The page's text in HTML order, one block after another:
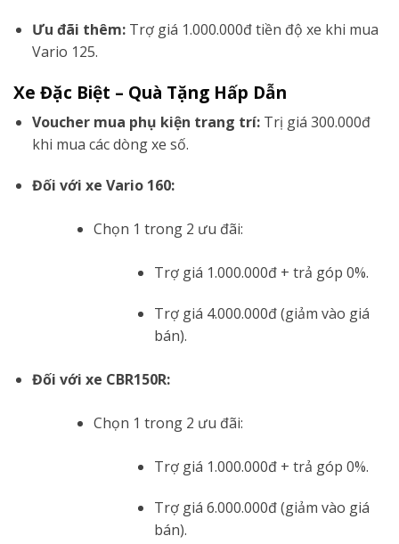
Ưu đãi thêm: Trợ giá 1.000.000đ tiền độ xe khi mua
Vario 125.
Xe Đặc Biệt – Quà Tặng Hấp Dẫn
Voucher mua phụ kiện trang trí: Trị giá 300.000đ
khi mua các dòng xe số.
Đối với xe Vario 160:
Chọn 1 trong 2 ưu đãi:
Trợ giá 1.000.000đ + trả góp 0%.
Trợ giá 4.000.000đ (giảm vào giá
bán).
Đối với xe CBR150R:
Chọn 1 trong 2 ưu đãi:
Trợ giá 1.000.000đ + trả góp 0%.
Trợ giá 6.000.000đ (giảm vào giá
bán).